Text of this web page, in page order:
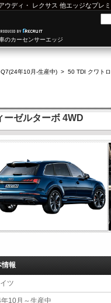
ウディ ・ レクサス 他エッジなプレ
のカーセンサーエッジ
Q7(24年10月-生産中) > 50 TDI クワト
ーゼルターボ 4WD
情報
イツ
10月～生産中